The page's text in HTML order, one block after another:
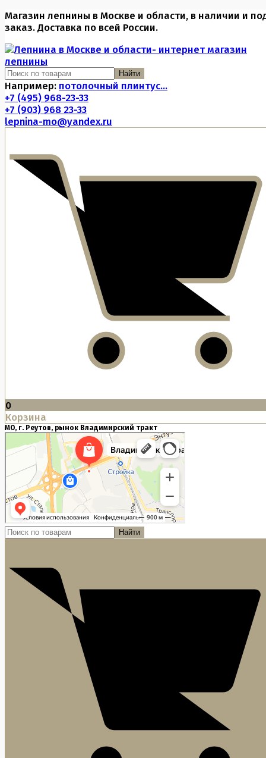
Магазин лепнины в Москве и области, в наличии и
заказ. Доставка по всей России.
Найти
Например: потолочный плинтус...
+7 (495) 968-23-33
+7 (903) 968 23-33
lepnina-mo@yandex.ru
0
Корзина
МО, г. Реутов, рынок Владимирский тракт
Найти